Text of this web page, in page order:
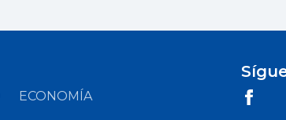
ECONOMÍA